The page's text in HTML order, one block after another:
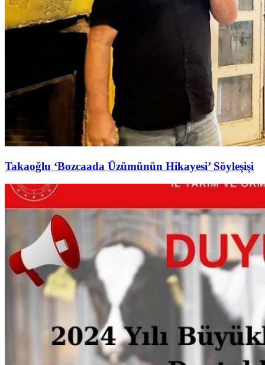
Takaoğlu ‘Bozcaada Üzümünün Hikayesi’ Söyleşişi